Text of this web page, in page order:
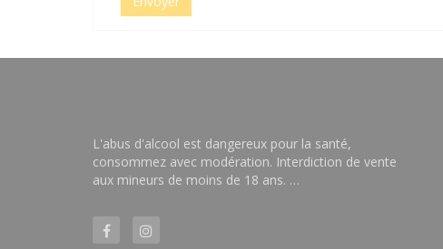
L'abus d'alcool est dangereux pour la santé,
consommez avec modération. Interdiction de vente
aux mineurs de moins de 18 ans. …